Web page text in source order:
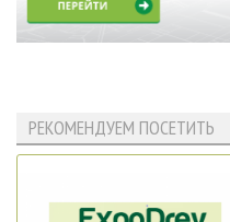
РЕКОМЕНДУЕМ ПОСЕТИТЬ